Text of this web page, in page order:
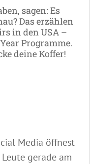
sagen: Es
Das erzählen
in den USA –
Programme.
deine Koffer!
Media öffnest
gerade am